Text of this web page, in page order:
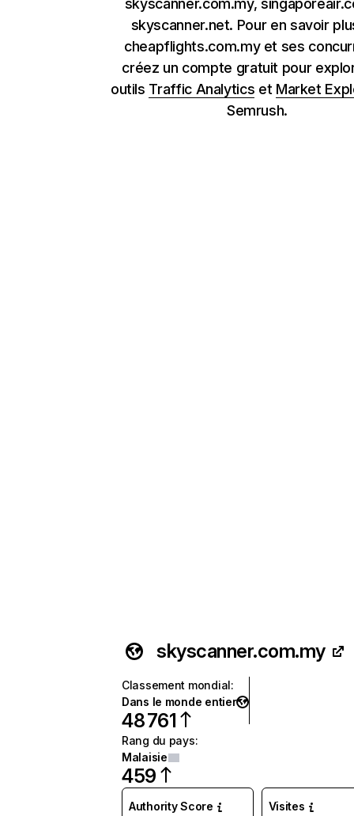
skyscanner.com.my,
skyscanner.net. Pour en savoir
cheapflights.com.my et ses
créez un compte gratuit pour
outils Traffic Analytics et Market
Semrush.
skyscanner.com.my
Classement mondial:
Dans le monde entier
48 761
Rang du pays:
Malaisie
459
Authority Score Visites